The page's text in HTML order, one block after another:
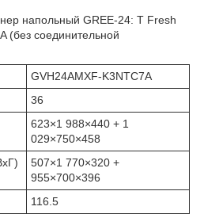
напольный GREE-24: T Fresh
(без соединительной
GVH24AMXF-K3NTC7A
36
623×1 988×440 + 1
029×750×458
507×1 770×320 +
955×700×396
116.5